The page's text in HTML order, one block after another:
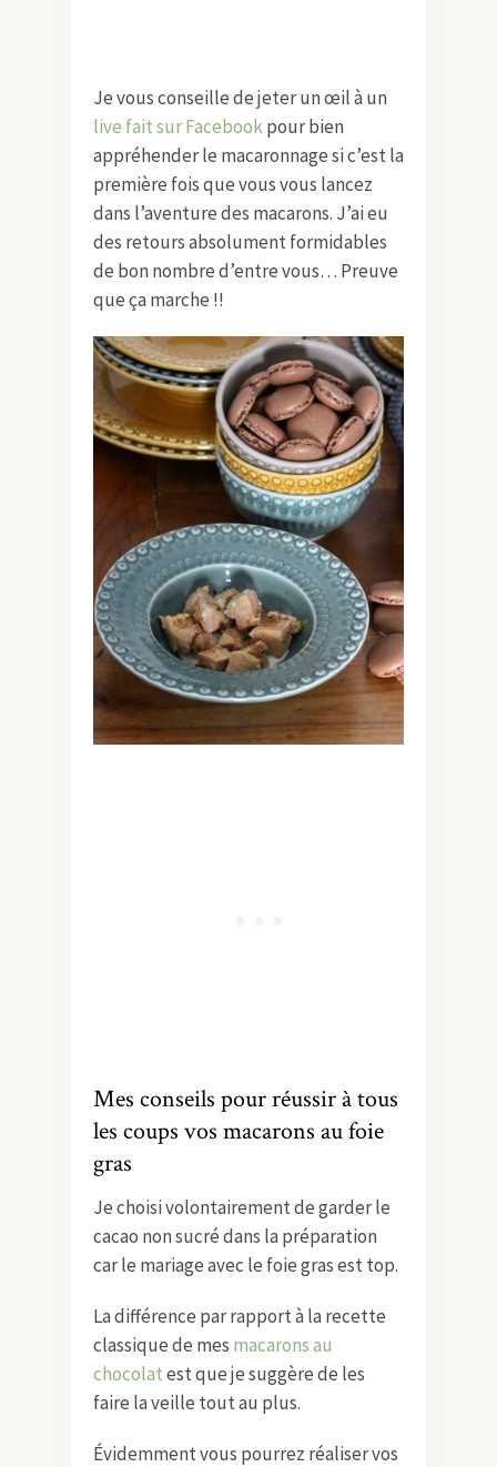
Je vous conseille de jeter un œil à un
live fait sur Facebookpour bien
appréhender le macaronnage si c’est la
première fois que vous vous lancez
dans l’aventure des macarons. J’ai eu
des retours absolument formidables
de bon nombre d’entre vous… Preuve
que ça marche !!
Mes conseils pour réussir à tous
les coups vos macarons au foie
gras
Je choisi volontairement de garder le
cacao non sucré dans la préparation
car le mariage avec le foie gras est top.
La différence par rapport à la recette
classique de mes macarons au
chocolatest que je suggère de les
faire la veille tout au plus.
Évidemment vous pourrez réaliser vos